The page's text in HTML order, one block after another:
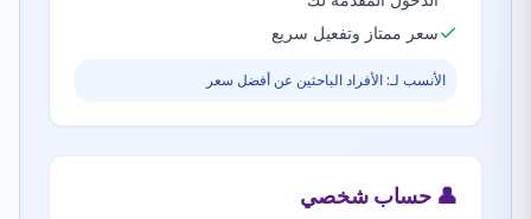
سعر ممتاز وتفعيل سريع
الأنسب لـ: الأفراد الباحثين عن أفضل سعر
👤 حساب شخصي